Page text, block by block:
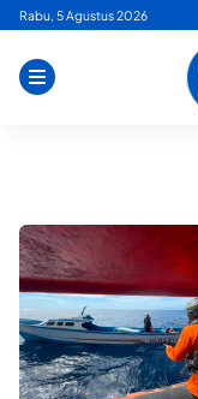
Skip
content
Rabu, 5 Agustus 2026